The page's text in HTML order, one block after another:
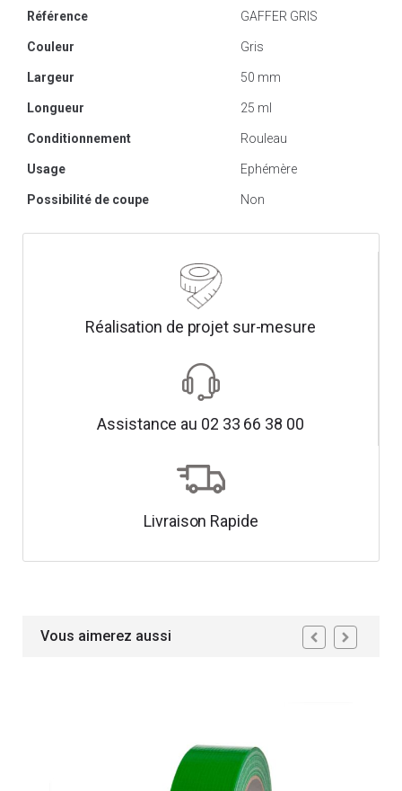
Référence GAFFER GRIS
Couleur Gris
Largeur 50 mm
Longueur 25 ml
Conditionnement Rouleau
Usage Ephémère
Possibilité de coupe Non
Réalisation de projet sur-mesure
Assistance au 02 33 66 38 00
Livraison Rapide
Vous aimerez aussi